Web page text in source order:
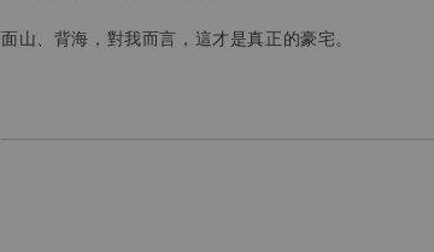
面山、背海，對我而言，這才是真正的豪宅。